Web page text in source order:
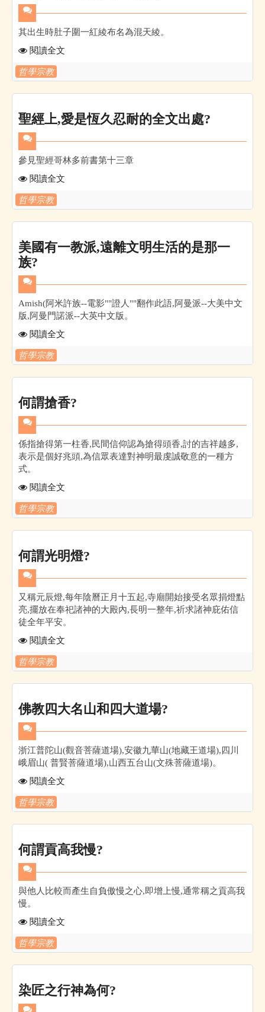
其出生時肚子圍一紅綾布名為混天綾。
閱讀全文
哲學宗教
聖經上,愛是恆久忍耐的全文出處?
參見聖經哥林多前書第十三章
閱讀全文
哲學宗教
美國有一教派,遠離文明生活的是那一
族?
Amish(阿米許族--電影""證人""翻作此語,阿曼派--大美中文
版,阿曼門諾派--大英中文版。
閱讀全文
哲學宗教
何謂搶香?
係指搶得第一柱香,民間信仰認為搶得頭香,討的吉祥越多,
表示是個好兆頭,為信眾表達對神明最虔誠敬意的一種方
式。
閱讀全文
哲學宗教
何謂光明燈?
又稱元辰燈,每年陰曆正月十五起,寺廟開始接受名眾捐燈點
亮,擺放在奉祀諸神的大殿內,長明一整年,祈求諸神庇佑信
徒全年平安。
閱讀全文
哲學宗教
佛教四大名山和四大道場?
浙江普陀山(觀音菩薩道場),安徽九華山(地藏王道場),四川
峨眉山( 普賢菩薩道場),山西五台山(文殊菩薩道場)。
閱讀全文
哲學宗教
何謂貢高我慢?
與他人比較而產生自負傲慢之心,即增上慢,通常稱之貢高我
慢。
閱讀全文
哲學宗教
染匠之行神為何?